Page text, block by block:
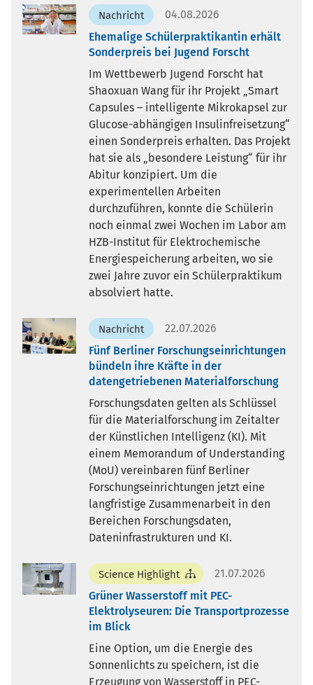
Nachricht
04.08.2026
Ehemalige Schülerpraktikantin erhält
Sonderpreis bei Jugend Forscht
Im Wettbewerb Jugend Forscht hat
Shaoxuan Wang für ihr Projekt „Smart
Capsules – intelligente Mikrokapsel zur
Glucose-abhängigen Insulinfreisetzung“
einen Sonderpreis erhalten. Das Projekt
hat sie als „besondere Leistung“ für ihr
Abitur konzipiert. Um die
experimentellen Arbeiten
durchzuführen, konnte die Schülerin
noch einmal zwei Wochen im Labor am
HZB-Institut für Elektrochemische
Energiespeicherung arbeiten, wo sie
zwei Jahre zuvor ein Schülerpraktikum
absolviert hatte.
Nachricht
22.07.2026
Fünf Berliner Forschungseinrichtungen
bündeln ihre Kräfte in der
datengetriebenen Materialforschung
Forschungsdaten gelten als Schlüssel
für die Materialforschung im Zeitalter
der Künstlichen Intelligenz (KI). Mit
einem Memorandum of Understanding
(MoU) vereinbaren fünf Berliner
Forschungseinrichtungen jetzt eine
langfristige Zusammenarbeit in den
Bereichen Forschungsdaten,
Dateninfrastrukturen und KI.
Science Highlight
21.07.2026
Grüner Wasserstoff mit PEC-
Elektrolyseuren: Die Transportprozesse
im Blick
Eine Option, um die Energie des
Sonnenlichts zu speichern, ist die
Erzeugung von Wasserstoff in PEC-